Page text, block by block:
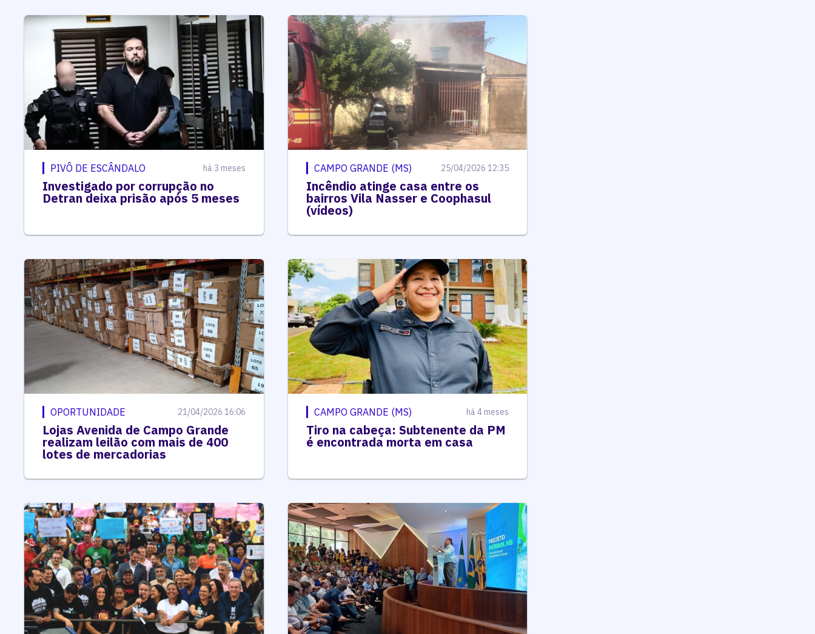
PIVÔ DE ESCÂNDALO há 3 meses
Investigado por corrupção no
Detran deixa prisão após 5 meses
CAMPO GRANDE (MS) 25/04/2026 12:35
Incêndio atinge casa entre os
bairros Vila Nasser e Coophasul
(vídeos)
OPORTUNIDADE 21/04/2026 16:06
Lojas Avenida de Campo Grande
realizam leilão com mais de 400
lotes de mercadorias
CAMPO GRANDE (MS) há 4 meses
Tiro na cabeça: Subtenente da PM
é encontrada morta em casa